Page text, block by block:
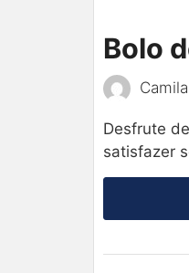
Bolo
Desfrute
satisfazer